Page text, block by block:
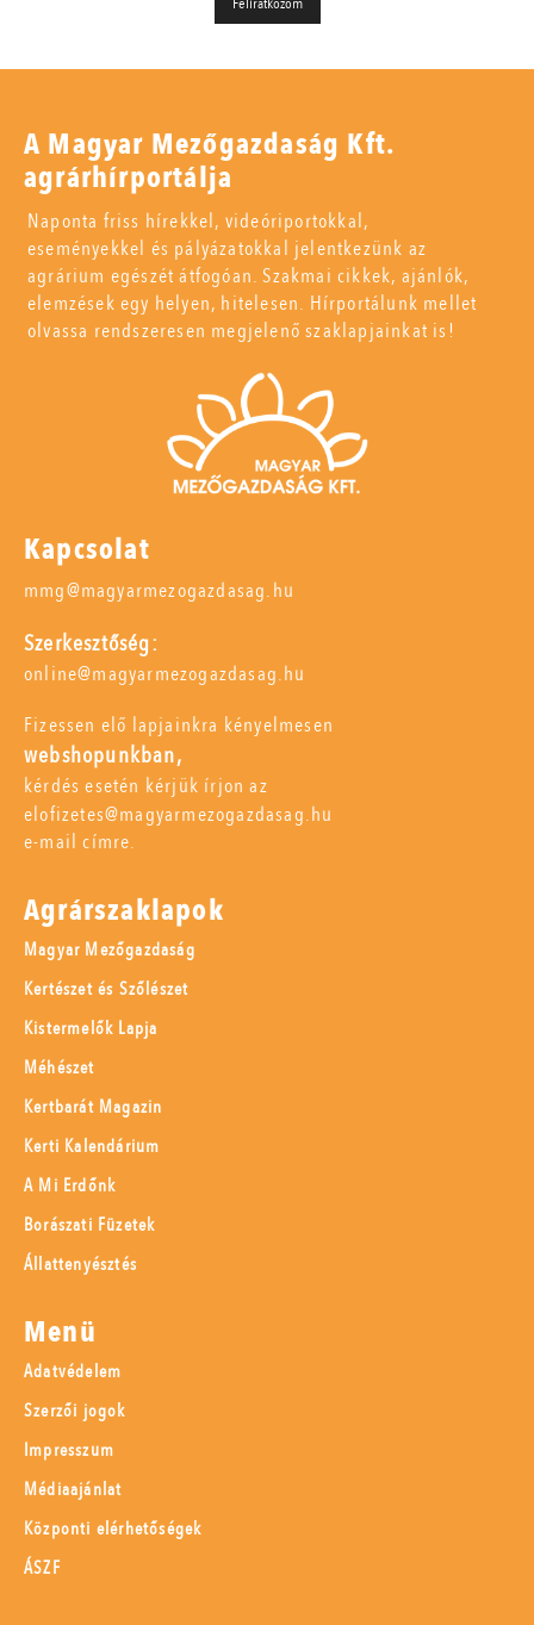
A Magyar Mezőgazdaság Kft.
agrárhírportálja
Naponta friss hírekkel, videóriportokkal,
eseményekkel és pályázatokkal jelentkezünk az
agrárium egészét átfogóan. Szakmai cikkek, ajánlók,
elemzések egy helyen, hitelesen. Hírportálunk mellet
olvassa rendszeresen megjelenő szaklapjainkat is!
Kapcsolat
mmg@magyarmezogazdasag.hu
Szerkesztőség:
online@magyarmezogazdasag.hu
Fizessen elő lapjainkra kényelmesen
webshopunkban,
kérdés esetén kérjük írjon az
elofizetes@magyarmezogazdasag.hu
e-mail címre.
Agrárszaklapok
Magyar Mezőgazdaság
Kertészet és Szőlészet
Kistermelők Lapja
Méhészet
Kertbarát Magazin
Kerti Kalendárium
A Mi Erdőnk
Borászati Füzetek
Állattenyésztés
Menü
Adatvédelem
Szerzői jogok
Impresszum
Médiaajánlat
Központi elérhetőségek
ÁSZF